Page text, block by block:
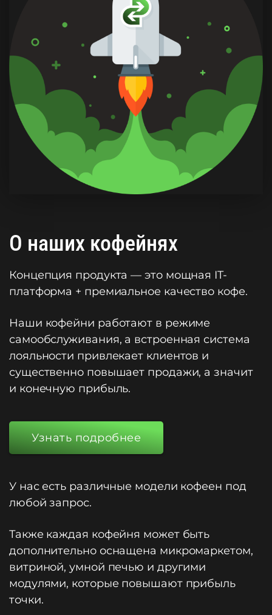
О наших кофейнях
Концепция продукта — это мощная IT-
платформа + премиальное качество кофе.
Наши кофейни работают в режиме
самообслуживания, а встроенная система
лояльности привлекает клиентов и
существенно повышает продажи, а значит
и конечную прибыль.
Узнать подробнее
У нас есть различные модели кофеен под
любой запрос.
Также каждая кофейня может быть
дополнительно оснащена микромаркетом,
витриной, умной печью и другими
модулями, которые повышают прибыль
точки.